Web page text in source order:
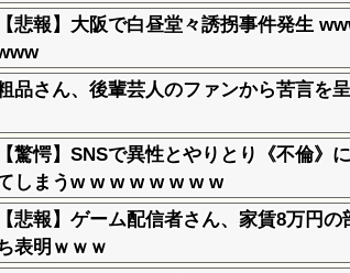
【悲報】大阪で白昼堂々誘拐事件発生
品さん、後輩芸人のファンから苦言を
【驚愕】SNSで異性とやりとり《不倫
しまうw w w w w w w w
【悲報】ゲーム配信者さん、家賃8万円
表明ｗｗｗ